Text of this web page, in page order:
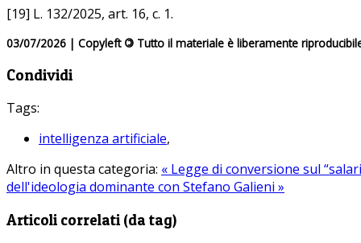
[19] L. 132/2025, art. 16, c. 1.
03/07/2026 | Copyleft © Tutto il materiale è liberamente
Condividi
Tags:
intelligenza artificiale,
Altro in questa categoria: « Legge di conversione sul
dell'ideologia dominante con Stefano Galieni »
Articoli correlati (da tag)